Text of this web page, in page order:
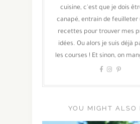
cuisine, c'est que je dois
canapé, entrain de feuilleter
recettes pour trouver mes
idées. Ou alors je suis déjà
les courses ! Et sinon, on
YOU MIGHT ALSO